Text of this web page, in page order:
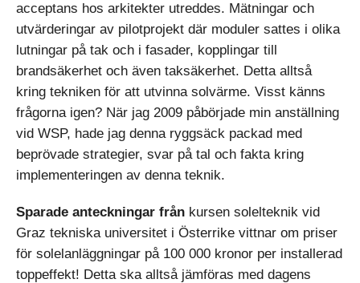
acceptans hos arkitekter utreddes. Mätningar och
utvärderingar av pilotprojekt där moduler sattes i olika
lutningar på tak och i fasader, kopplingar till
brandsäkerhet och även taksäkerhet. Detta alltså
kring tekniken för att utvinna solvärme. Visst känns
frågorna igen? När jag 2009 påbörjade min anställning
vid WSP, hade jag denna ryggsäck packad med
beprövade strategier, svar på tal och fakta kring
implementeringen av denna teknik.
Sparade anteckningar från kursen solelteknik vid
Graz tekniska universitet i Österrike vittnar om priser
för solelanläggningar på 100 000 kronor per installerad
toppeffekt! Detta ska alltså jämföras med dagens